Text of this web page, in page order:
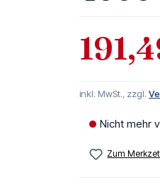
inkl. MwSt., zzgl.
Nicht mehr
Zum